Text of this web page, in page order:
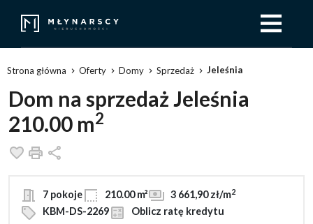
Strona główna Oferty Domy Sprzedaż Jeleśnia
Dom na sprzedaż Jeleśnia
210.00 m2
Dodaj do ulubionych
Drukuj
7 pokoje 210.00 m² 3 661,90 zł/m2
KBM-DS-2269 Oblicz ratę kredytu